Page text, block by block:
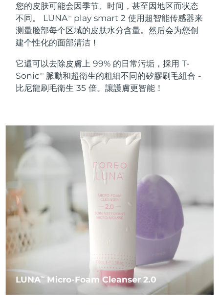
您的皮肤可能会因季节、时间，甚至因地区而状态
不同。 LUNATM
play smart 2 使用超智能传感器来
测量脸部每个区域的皮肤水分含量。然后会为您创
建个性化的面部清洁！
它還可以去除皮膚上 99% 的日常污垢，採用 T-
SonicTM
脈動和超衛生的粗細不同的矽膠刷毛組合 -
比尼龍刷毛衛生 35 倍。讓護膚更智能！
LUNATM Micro-Foam Cleanser 2.0
面部清潔
LUNA™ 4 套裝
Anti-aging massage
LUNA™ 4 Plus
LUNA™ 4 Men
For men, anti-aging massage
LUNA™ 4 mini
For young skin, T-zone
LUNA™ 4 go
LUNA™護膚
Premium cleansers & balm
緊致提拉
BEAR™ 2 套裝
Microcurrent toning
BEAR™ 2 go
BEAR™ 2 eyes & lips
Microcurrent line smoothing device
面部提拉護理
Premium anti-aging skincare
BEAR™ 設備
補水保濕
UFO™ 3 套裝
UFO™ 3 LED
Near-infrared and red light therapy
UFO™ 3 mini
Red light therapy device for young skin
Portable red light therapy
面膜
口腔護理
issa™ 4
issa™ 4 plus
Smart hybrid silicone sonic toothbrush
issa™ 4 smile
Hybrid silicone sonic toothbrush
For ages 0-3
issa™ Teeth Whitening Set
抗老
FAQ™ 101
Clinical anti-aging
FAQ™ 102
FAQ™ 103
Luxurious clinical anti-aging set
LED 護理
NEW
FAQ™ 201
FAQ™ 202
FAQ™ 211
Anti-aging neck & décolleté LED mask
生髮
LED hair strengthening scalp massager
FAQ™ Scalp Serum
肌膚年輕化
Full-Spectrum Red Light Therapy
FAQ™ 502
保健品
NEW
比利時 預計送達日期09/08/2026
百慕達
波士尼亞與赫塞哥維納 預計送達日期12/08/2026
汶萊 預計送達日期
加拿大 預計送達日期
智利 預計送達日期
中國 預計送達日期09/08/2026
哥倫比亞 13/08/2026
克羅埃西亞 09/08/2026
賽普勒斯 10/08/2026
捷克 預計送達日期 09/08/2026
丹麥 預計送達日期09/08/2026